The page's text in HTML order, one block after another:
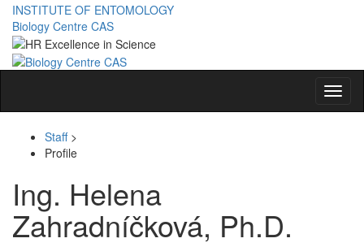
INSTITUTE OF ENTOMOLOGY
Biology Centre CAS
Staff>
Profile
Ing. Helena
Zahradníčková, Ph.D.